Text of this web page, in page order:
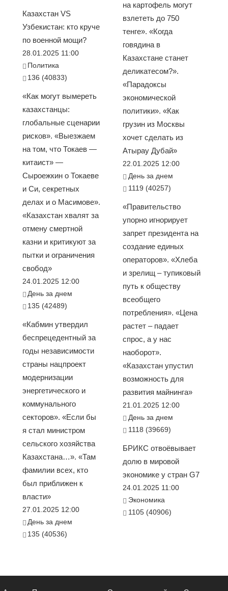
Казахстан VS
Узбекистан: кто круче
по военной мощи?
28.01.2025 11:00
Политика
136 (40833)
«Как могут вымереть
казахстанцы:
глобальные сценарии
рисков». «Выезжаем
на том, что Токаев —
китаист» —
Сыроежкин о Токаеве
и Си, секретных
делах и о Масимове».
«Казахстан хвалят за
отмену смертной
казни и критикуют за
пытки и ограничения
свобод»
24.01.2025 12:00
День за днем
135 (42489)
«Кабмин утвердил
беспрецедентный за
годы независимости
страны нацпроект
модернизации
энергетического и
коммунального
секторов». «Если бы
я стал министром
сельского хозяйства
Казахстана…». «Там
фамилии всех, кто
был приближен к
власти»
27.01.2025 12:00
День за днем
135 (40536)
на картофель могут
взлететь до 750
тенге». «Когда
говядина в
Казахстане станет
деликатесом?».
«Парадоксы
экономической
политики». «Как
грузин из Москвы
хочет сделать из
Атырау Дубай»
22.01.2025 12:00
День за днем
1119 (40257)
«Правительство
упорно игнорирует
запрет президента на
создание единых
операторов». «Хлеба
и зрелищ – тупиковый
путь к обществу
всеобщего
потребления». «Цена
растет – падает
спрос, а у нас
наоборот».
«Казахстан упустил
возможность для
развития майнинга»
21.01.2025 12:00
День за днем
1118 (39669)
БРИКС отвоёвывает
долю в мировой
экономике у стран G7
24.01.2025 11:00
Экономика
1105 (40906)